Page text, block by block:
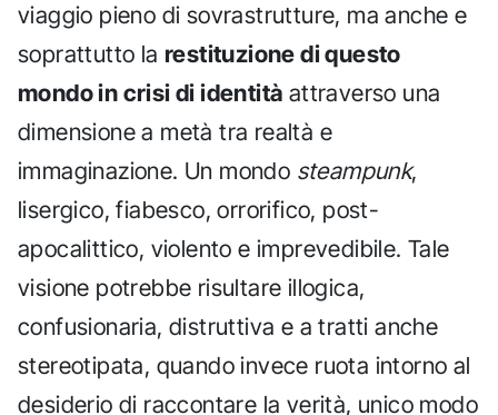
viaggio pieno di sovrastrutture, ma anche e
soprattutto la restituzione di questo
mondo in crisi di identità attraverso una
dimensione a metà tra realtà e
immaginazione. Un mondo steampunk,
lisergico, fiabesco, orrorifico, post-
apocalittico, violento e imprevedibile. Tale
visione potrebbe risultare illogica,
confusionaria, distruttiva e a tratti anche
stereotipata, quando invece ruota intorno al
desiderio di raccontare la verità, unico modo